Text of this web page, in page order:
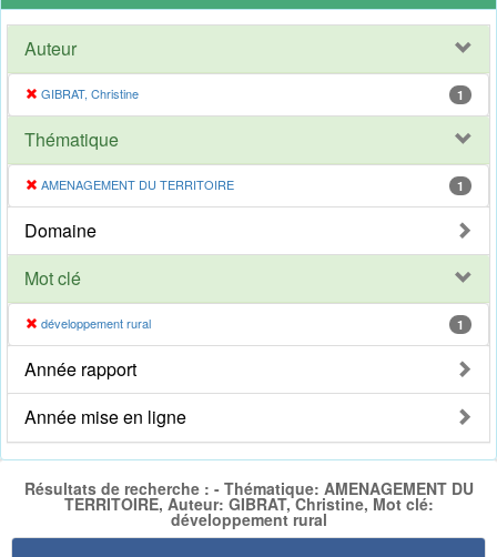
Auteur
GIBRAT, Christine 1
Thématique
AMENAGEMENT DU TERRITOIRE 1
Domaine
Mot clé
développement rural 1
Année rapport
Année mise en ligne
Résultats de recherche : - Thématique: AMENAGEMENT DU
TERRITOIRE, Auteur: GIBRAT, Christine, Mot clé:
développement rural